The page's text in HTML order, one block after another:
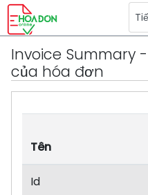
Invoice Summary
của hóa đơn
Tên
Id